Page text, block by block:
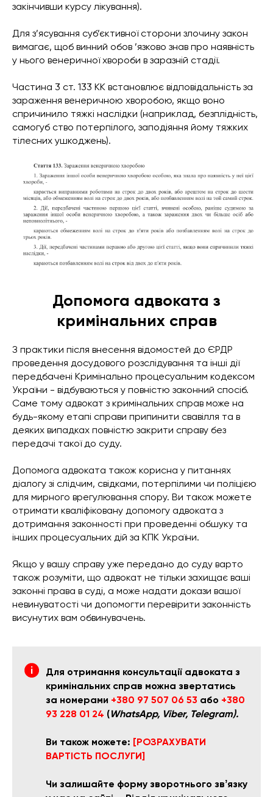
закінчивши курсу лікування).
Для з’ясування суб’єктивної сторони злочину закон
вимагає, щоб винний обов ’язково знав про наявність
у нього венеричної хвороби в заразній стадії.
Частина 3 ст. 133 КК встановлює відповідальність за
зараження венеричною хворобою, якщо воно
спричинило тяжкі наслідки (наприклад, безплідність,
самогуб ство потерпілого, заподіяння йому тяжких
тілесних ушкоджень).
Допомога адвоката з
кримінальних справ
З практики після внесення відомостей до ЄРДР
проведення досудового розслідування та інші дії
передбачені Кримінально процесуальним кодексом
України - відбуваються у повністю законний спосіб.
Саме тому адвокат з кримінальних справ може на
будь-якому етапі справи припинити свавілля та в
деяких випадках повністю закрити справу без
передачі такої до суду.
Допомога адвоката також корисна у питаннях
діалогу зі слідчим, свідками, потерпілими чи поліцією
для мирного врегулювання спору. Ви також можете
отримати кваліфіковану допомогу адвоката з
дотримання законності при проведенні обшуку та
інших процесуальних дій за КПК України.
Якщо у вашу справу уже передано до суду варто
також розуміти, що адвокат не тільки захищає ваші
законні права в суді, а може надати докази вашої
невинуватості чи допомогти перевірити законність
висунутих вам обвинувачень.
Для отримання консультації адвоката з
кримінальних справ можна звертатись
за номерами +380 97 507 06 53 або +380
93 228 01 24 (WhatsApp, Viber, Telegram).
Ви також можете: [РОЗРАХУВАТИ
ВАРТІСТЬ ПОСЛУГИ]
Чи залишайте форму зворотнього звʼязку